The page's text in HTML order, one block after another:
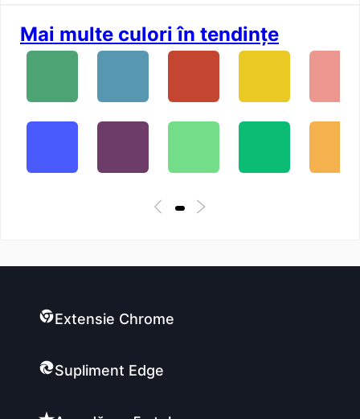
Mai multe culori în tendințe
Extensie Chrome
Supliment Edge